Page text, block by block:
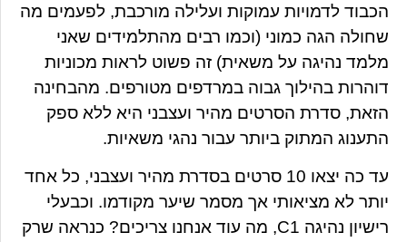
הכבוד לדמויות עמוקות ועלילה מורכבת, לפעמים מה
שחולה הגה כמוני (וכמו רבים מהתלמידים שאני
מלמד נהיגה על משאית) זה פשוט לראות מכוניות
דוהרות בהילוך גבוה במרדפים מטורפים. מהבחינה
הזאת, סדרת הסרטים מהיר ועצבני היא ללא ספק
התענוג המתוק ביותר עבור נהגי משאיות.
עד כה יצאו 10 סרטים בסדרת מהיר ועצבני, כל אחד
יותר לא מציאותי אך מסמר שיער מקודמו. וכבעלי
רישיון נהיגה C1, מה עוד אנחנו צריכים? כנראה שרק